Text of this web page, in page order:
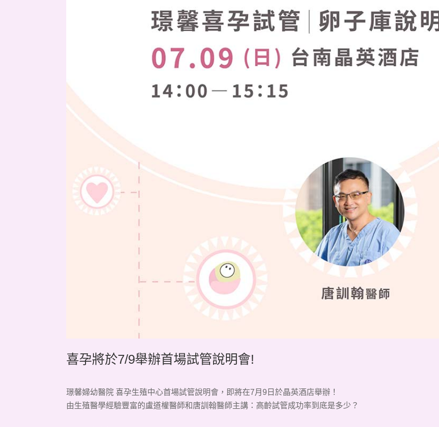
喜孕將於7/9舉辦首場試管說明會!
璟馨婦幼醫院 喜孕生殖中心首場試管說明會，即將在7月9日於晶英酒店舉辦！
由生殖醫學經驗豐富的盧道權醫師和唐訓翰醫師主講： 高齡試管成功率到底是多少？